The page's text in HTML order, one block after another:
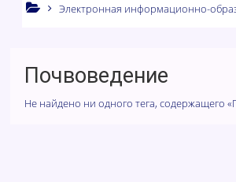
Электронная информационно-
Почвоведение
Не найдено ни одного тега, содержащего